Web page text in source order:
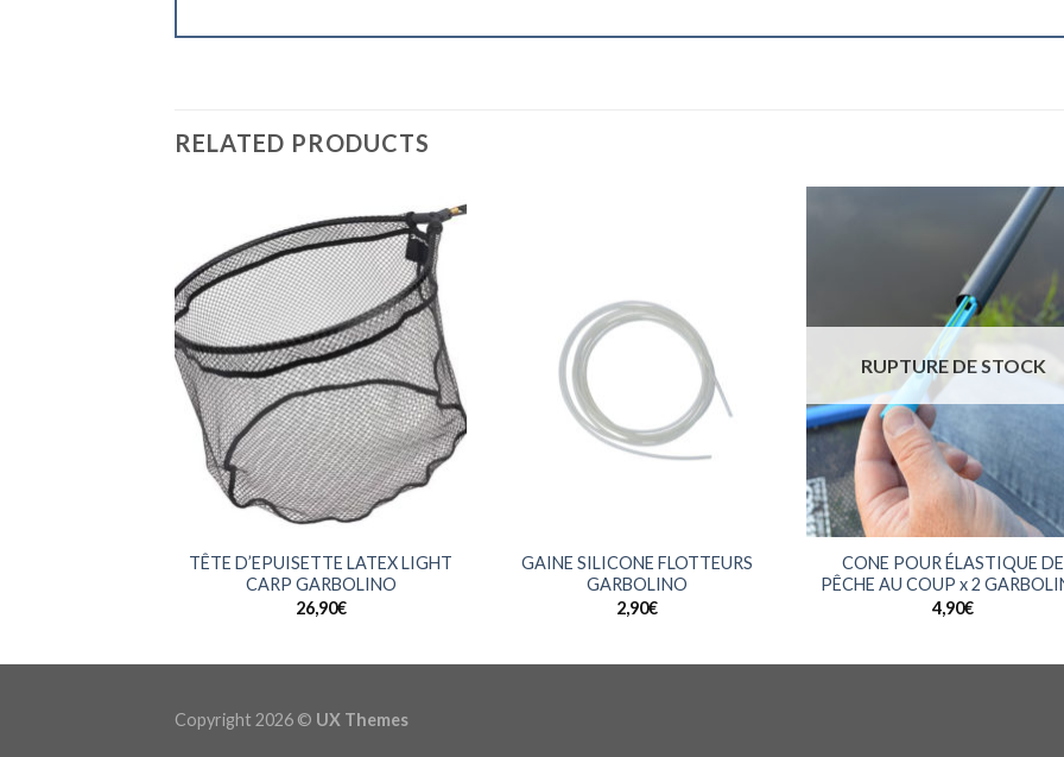
RELATED PRODUCTS
TÊTE D’EPUISETTE LATEX LIGHT
CARP GARBOLINO
26,90€
GAINE SILICONE FLOTTEURS
GARBOLINO
2,90€
+
RUPTURE DE STOCK
CONE POUR ÉLASTIQUE DE
PÊCHE AU COUP x 2
4,90€
Copyright 2026 © UX Themes